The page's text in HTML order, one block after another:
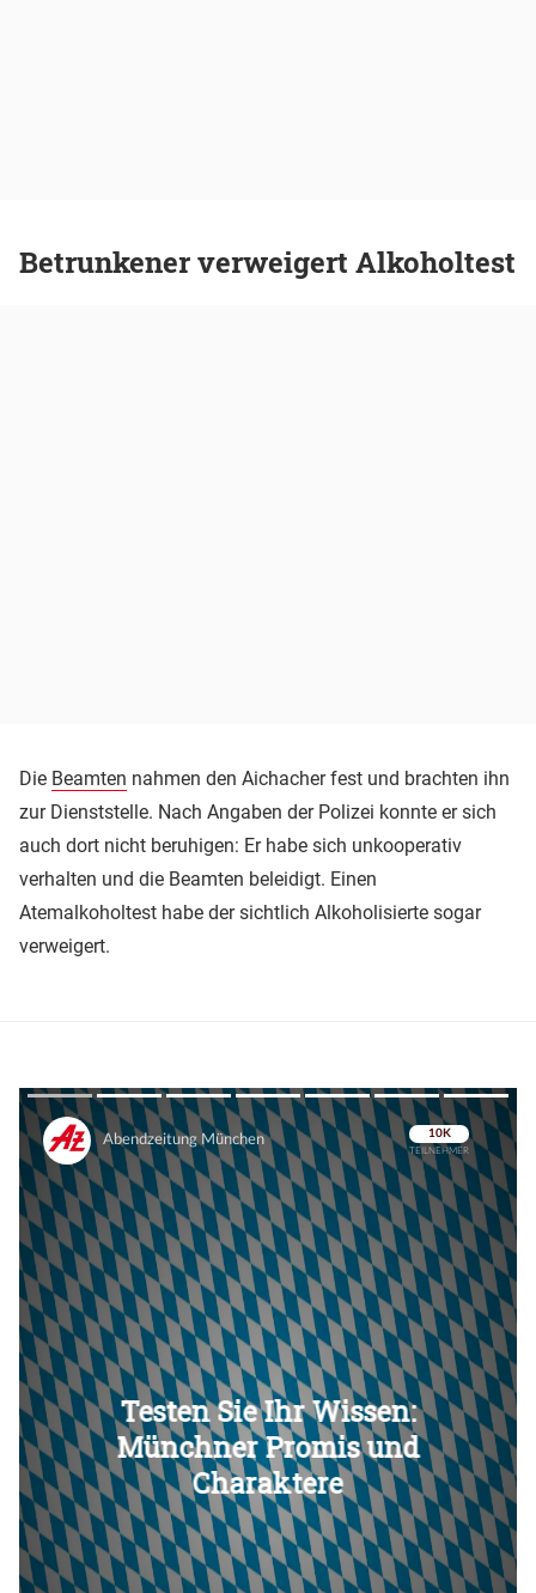
Betrunkener verweigert Alkoholtest
Die Beamten nahmen den Aichacher fest und brachten ihn
zur Dienststelle. Nach Angaben der Polizei konnte er sich
auch dort nicht beruhigen: Er habe sich unkooperativ
verhalten und die Beamten beleidigt. Einen
Atemalkoholtest habe der sichtlich Alkoholisierte sogar
verweigert.
Überspringen
Überspringen